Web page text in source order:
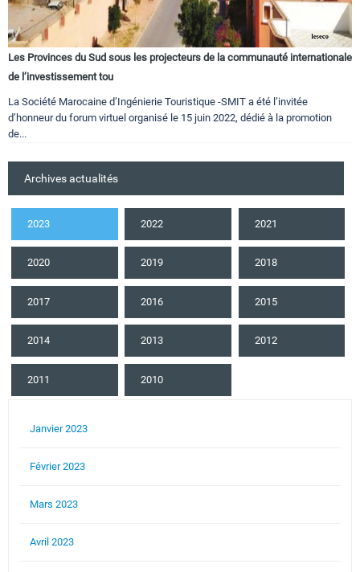
Les Provinces du Sud sous les projecteurs de la communauté internationale
de l’investissement tou
La Société Marocaine d’Ingénierie Touristique -SMIT a été l’invitée
d’honneur du forum virtuel organisé le 15 juin 2022, dédié à la promotion
de...
Archives actualités
2023 2022 2021
2020 2019 2018
2017 2016 2015
2014 2013 2012
2011 2010
Janvier 2023
Février 2023
Mars 2023
Avril 2023